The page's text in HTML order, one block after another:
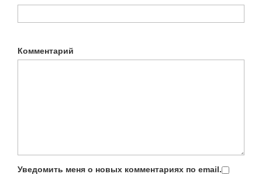
Комментарий
Уведомить меня о новых комментариях по email.